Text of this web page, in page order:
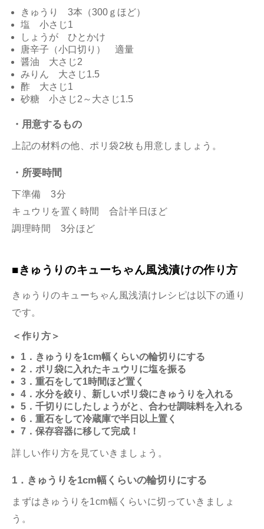
きゅうり 3本（300ｇほど）
塩 小さじ1
しょうが ひとかけ
唐辛子（小口切り） 適量
醤油 大さじ2
みりん 大さじ1.5
酢 大さじ1
砂糖 小さじ2～大さじ1.5
・用意するもの
上記の材料の他、ポリ袋2枚も用意しましょう。
・所要時間
下準備 3分
キュウリを置く時間 合計半日ほど
調理時間 3分ほど
■きゅうりのキューちゃん風浅漬けの作り方
きゅうりのキューちゃん風浅漬けレシピは以下の通り
です。
＜作り方＞
1．きゅうりを1cm幅くらいの輪切りにする
2．ポリ袋に入れたキュウリに塩を振る
3．重石を して1時間ほど置く
4．水分を絞り、新しいポリ袋にきゅうりを入れる
5．千切りにしたしょうがと、合わせ調味料を入れる
6．重石をして冷蔵庫で半日以上置く
7．保存容器に移して完成！
詳しい作り方を見ていきましょう。
1．きゅうりを1cm幅くらいの輪切りにする
まずはきゅうりを1cm幅くらいに切っていきましょ
う。